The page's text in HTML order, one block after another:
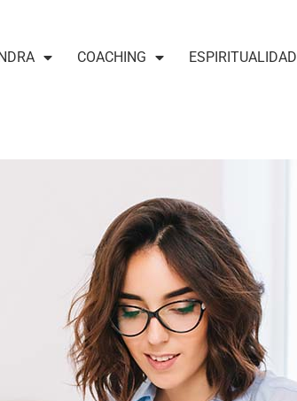
COACHING ESPIRITUALIDAD